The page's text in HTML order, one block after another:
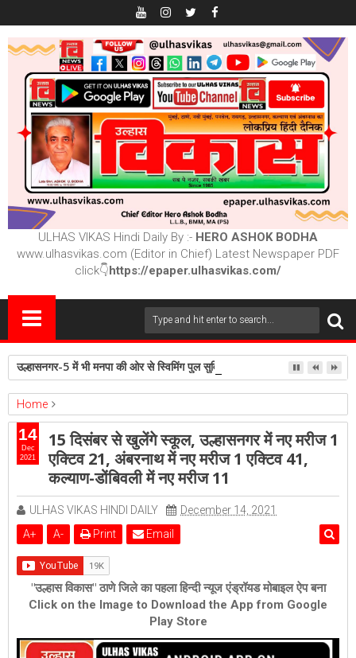
ULHAS VIKAS Hindi Daily By :- HERO ASHOK BODHA
www.ulhasvikas.com (Editor in Chief) Latest Newspaper PDF
click👇https://epaper.ulhasvikas.com/
उल्हासनगर-5 में भी मनपा की ओर से स्विमिंग पुल सुविधा हो- शेरी लुंड
Home
ambernath
Featured kalyan
ulhasnagar
15 दिसंबर से खुलेंगे स्कूल, उल्हासनगर में नए मरीज 1 एक्टिव 21, अंबरनाथ में नए
मरीज 1 एक्टिव 41, कल्याण-डोंबिवली में नए मरीज 11
15 दिसंबर से खुलेंगे स्कूल, उल्हासनगर में नए मरीज 1
एक्टिव 21, अंबरनाथ में नए मरीज 1 एक्टिव 41,
कल्याण-डोंबिवली में नए मरीज 11
ULHAS VIKAS HINDI DAILY
December 14, 2021
A+ A- Print Email
"उल्हास विकास" ठाणे जिले का पहला हिन्दी न्यूज एंड्रॉयड मोबाइल ऐप बना
Click on the Image to Download the App from Google
Play Store
14
Dec
2021